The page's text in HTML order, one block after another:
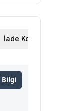
İade Koşulları
Bilgi